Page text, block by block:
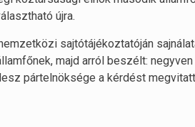
újra.
sajtótájékoztatóján
majd arról beszélt:
pártelnöksége a kérdést